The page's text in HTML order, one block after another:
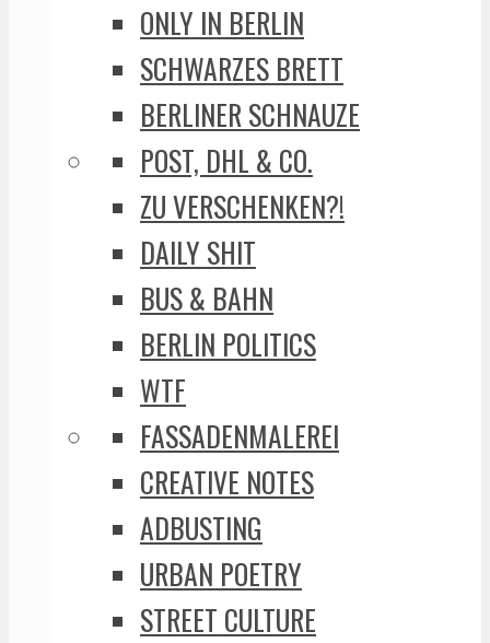
ONLY IN BERLIN
SCHWARZES BRETT
BERLINER SCHNAUZE
POST, DHL & CO.
ZU VERSCHENKEN?!
DAILY SHIT
BUS & BAHN
BERLIN POLITICS
WTF
FASSADENMALEREI
CREATIVE NOTES
ADBUSTING
URBAN POETRY
STREET CULTURE